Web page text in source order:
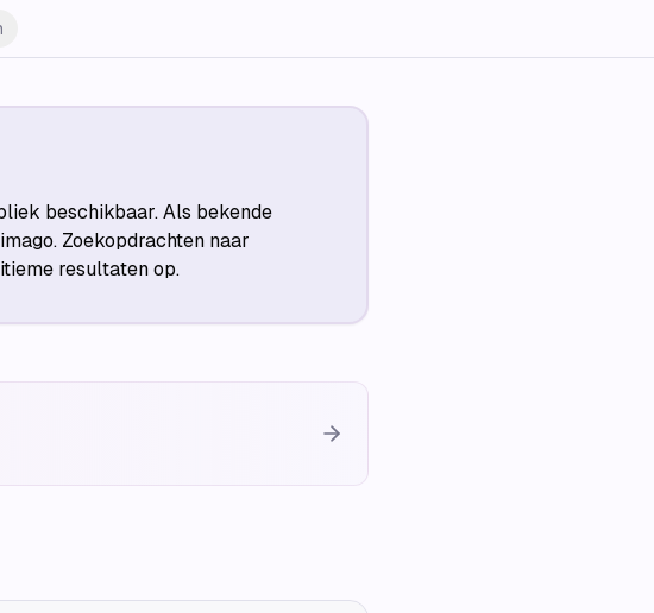
beschikbaar. Als bekende
Zoekopdrachten naar
resultaten op.